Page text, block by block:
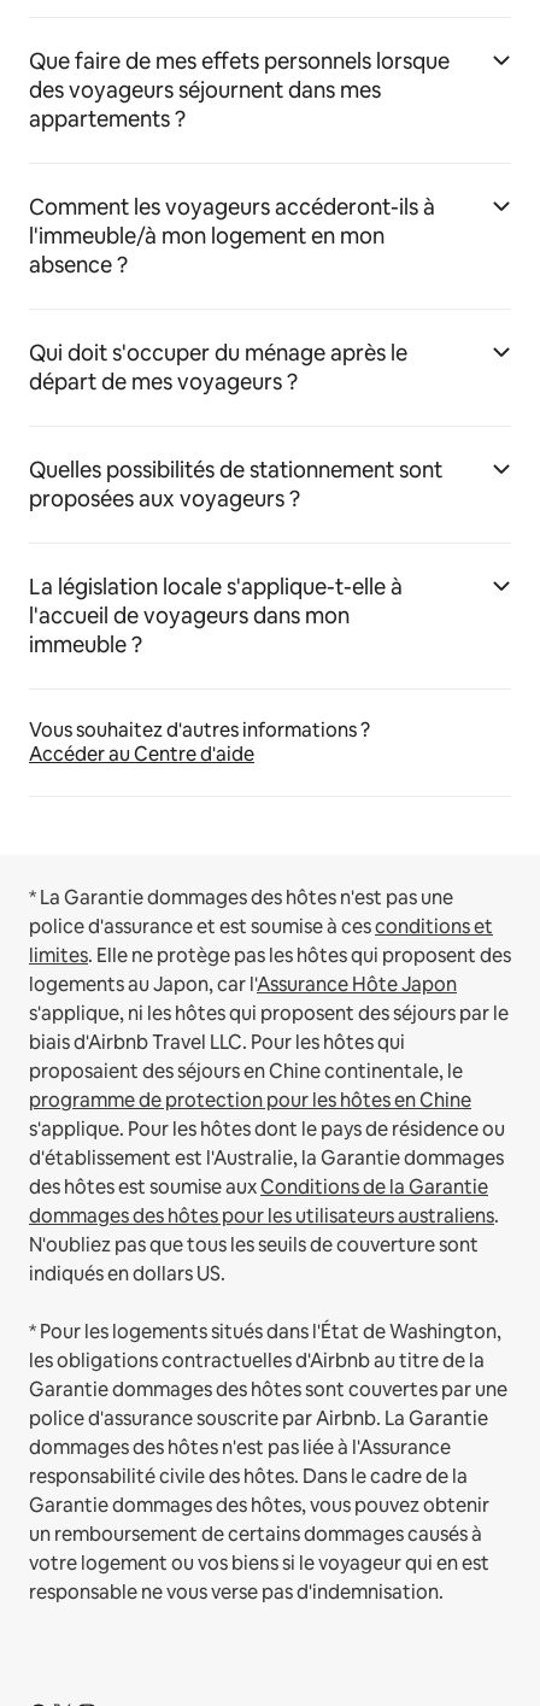
Que faire de mes effets personnels lorsque
des voyageurs séjournent dans mes
appartements ?
Comment les voyageurs accéderont-ils à
l'immeuble/à mon logement en mon
absence ?
Qui doit s'occuper du ménage après le
départ de mes voyageurs ?
Quelles possibilités de stationnement sont
proposées aux voyageurs ?
La législation locale s'applique-t-elle à
l'accueil de voyageurs dans mon
immeuble ?
Vous souhaitez d'autres informations ?
Accéder au Centre d'aide
* La Garantie dommages des hôtes n'est pas une
police d'assurance et est soumise à cesconditions et
limites. Elle ne protège pas les hôtes qui proposent des
logements au Japon, car l'Assurance Hôte Japon
s'applique, ni les hôtes qui proposent des séjours par le
biais d'Airbnb Travel LLC. Pour les hôtes qui
proposaient des séjours en Chine continentale, le
programme de protection pour les hôtes en Chine
s'applique. Pour les hôtes dont le pays de résidence ou
d'établissement est l'Australie, la Garantie dommages
des hôtes est soumise auxConditions de la Garantie
dommages des hôtes pour les utilisateurs australiens.
N'oubliez pas que tous les seuils de couverture sont
indiqués en dollars US.
* Pour les logements situés dans l'État de Washington,
les obligations contractuelles d'Airbnb au titre de la
Garantie dommages des hôtes sont couvertes par une
police d'assurance souscrite par Airbnb. La Garantie
dommages des hôtes n'est pas liée à l'Assurance
responsabilité civile des hôtes. Dans le cadre de la
Garantie dommages des hôtes, vous pouvez obtenir
un remboursement de certains dommages causés à
votre logement ou vos biens si le voyageur qui en est
responsable ne vous verse pas d'indemnisation.